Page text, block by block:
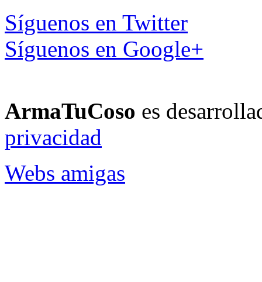
Síguenos en Twitter
Síguenos en Google+
ArmaTuCoso es
privacidad
Webs amigas